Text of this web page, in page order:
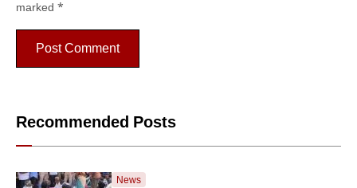
marked *
Recommended Posts
News